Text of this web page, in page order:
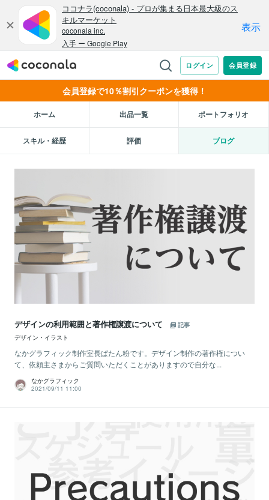
会員登録で10％割引クーポンを獲得！
ホーム 出品一覧 ポートフォリオ
スキル・経歴 評価 ブログ
デザインの利用範囲と著作権譲渡について
記事
デザイン・イラスト
なかグラフィック制作室長ぱたん粉です。デザイン制作の著作権につい
て、依頼主さまからご質問いただくことがありますので自分な...
なかグラフィック
2021/09/11 11:00